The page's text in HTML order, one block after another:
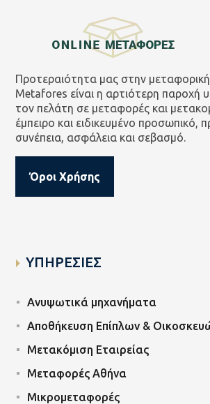
Προτεραιότητα μας στην
Metafores είναι η αρτιότερη παροχή
τον πελάτη σε μεταφορές και
έμπειρο και ειδικευμένο προσωπικό,
συνέπεια, ασφάλεια και σεβασμό.
Όροι Χρήσης
ΥΠΗΡΕΣΙΕΣ
Ανυψωτικά μηχανήματα
Αποθήκευση Επίπλων &
Μετακόμιση Εταιρείας
Μεταφορές Αθήνα
Μικρομεταφορές